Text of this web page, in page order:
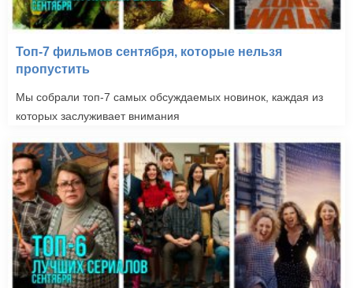
Топ-7 фильмов сентября, которые нельзя
пропустить
Мы собрали топ-7 самых обсуждаемых новинок, каждая из
которых заслуживает внимания